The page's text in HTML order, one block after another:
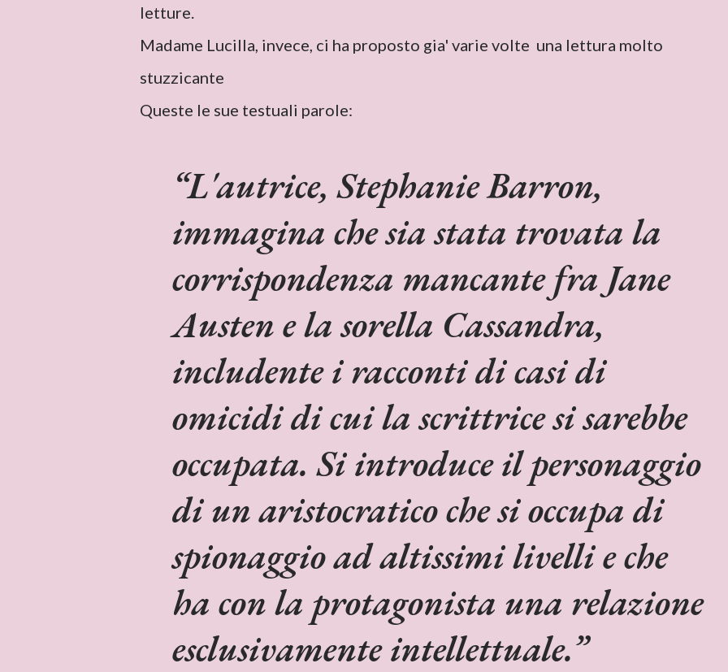
letture.
Madame Lucilla, invece, ci ha proposto gia' varie volte una lettura molto
stuzzicante
Queste le sue testuali parole:
L'autrice, Stephanie Barron,
immagina che sia stata trovata la
corrispondenza mancante fra Jane
Austen e la sorella Cassandra,
includente i racconti di casi di
omicidi di cui la scrittrice si sarebbe
occupata. Si introduce il personaggio
di un aristocratico che si occupa di
spionaggio ad altissimi livelli e che
ha con la protagonista una relazione
esclusivamente intellettuale.